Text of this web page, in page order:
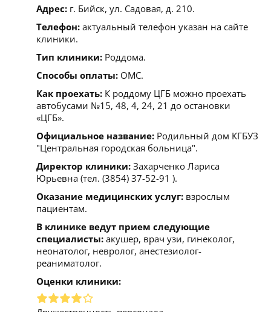
Адрес: г. Бийск, ул. Садовая, д. 210.
Телефон: актуальный телефон указан на сайте
клиники.
Тип клиники: Роддома.
Способы оплаты: ОМС.
Как проехать: К роддому ЦГБ можно проехать
автобусами №15, 48, 4, 24, 21 до остановки
«ЦГБ».
Официальное название: Родильный дом КГБУЗ
"Центральная городская больница".
Директор клиники: Захарченко Лариса
Юрьевна (тел. (3854) 37-52-91 ).
Оказание медицинских услуг: взрослым
пациентам.
В клинике ведут прием следующие
специалисты: акушер, врач узи, гинеколог,
неонатолог, невролог, анестезиолог-
реаниматолог.
Оценки клиники: